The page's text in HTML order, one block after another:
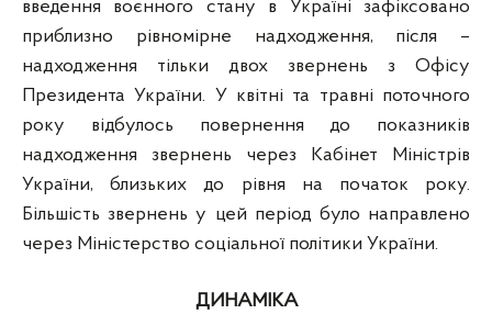
введення воєнного стану в Україні зафіксовано
приблизно рівномірне надходження, після –
надходження тільки двох звернень з Офісу
Президента України. У квітні та травні поточного
року відбулось повернення до показників
надходження звернень через Кабінет Міністрів
України, близьких до рівня на початок року.
Більшість звернень у цей період було направлено
через Міністерство соціальної політики України.
ДИНАМІКА